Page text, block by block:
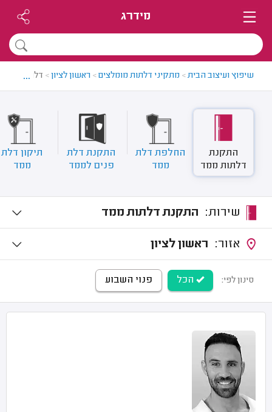
מידרג
שיפוץ ועיצוב הבית> מתקיני דלתות מומלצים> ראשון לציון> דלתות ממד
...
התקנת
דלתות ממד
החלפת דלת
ממד
התקנת דלת
פנים לממד
תיקון דלת
ממד
התקנת דלתות ממד
ראשון לציון
סינון לפי: הכל פנוי השבוע